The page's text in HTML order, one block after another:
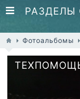
РАЗДЕЛЫ
Фотоальбомы